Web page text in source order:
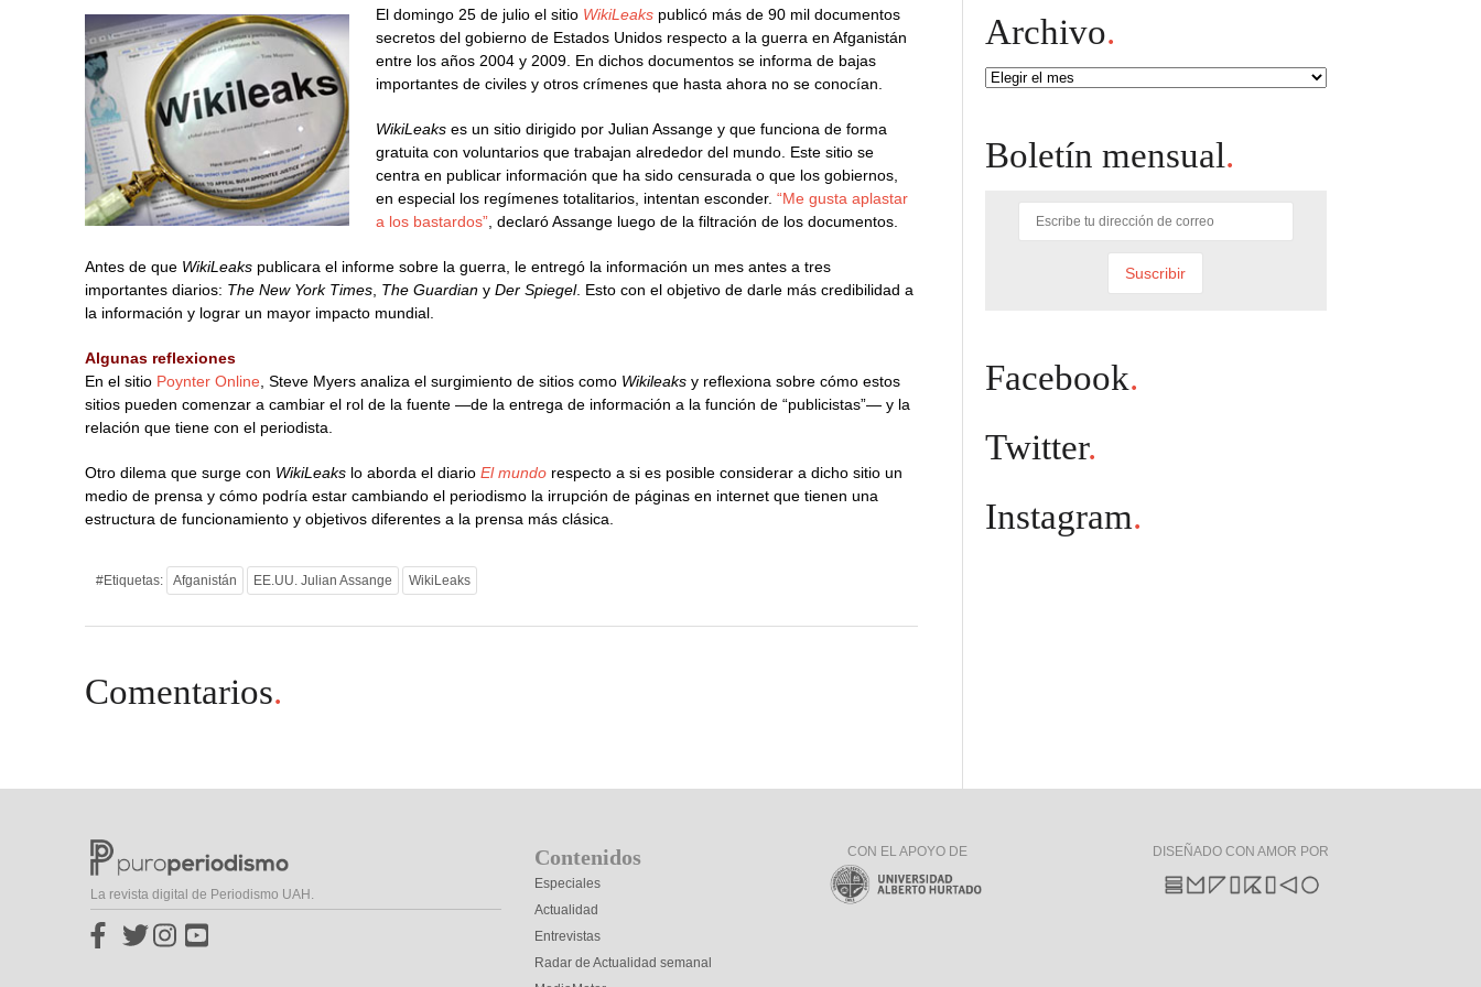
El domingo 25 de julio el sitio WikiLeaks publicó más de 90 mil documentos
secretos del gobierno de Estados Unidos respecto a la guerra en Afganistán
entre los años 2004 y 2009. En dichos documentos se informa de bajas
importantes de civiles y otros crímenes que hasta ahora no se conocían.
WikiLeakses un sitio dirigido por Julian Assange y que funciona de forma
gratuita con voluntarios que trabajan alrededor del mundo. Este sitio se
centra en publicar información que ha sido censurada o que los gobiernos,
en especial los regímenes totalitarios, intentan esconder.“Me gusta aplastar
a los bastardos” , declaró Assange luego de la filtración de los documentos.
Antes de que WikiLeaks publicara el informe sobre la guerra, le entregó la información un mes antes a tres
importantes diarios: The New York Times The Guardian yDer Spiegel. Esto con el objetivo de darle más credibilidad a
la información y lograr un mayor impacto mundial.
Algunas reflexiones
En el sitio Poynter Online , Steve Myers analiza el surgimiento de sitios como Wikileaksy reflexiona sobre cómo estos
sitios pueden comenzar a cambiar el rol de la fuente —de la entrega de información a la función de “publicistas”— y la
relación que tiene con el periodista.
Otro dilema que surge con WikiLeaks lo aborda el diarioEl mundo respecto a si es posible considerar a dicho sitio un
medio de prensa y cómo podría estar cambiando el periodismo la irrupción de páginas en internet que tienen una
estructura de funcionamiento y objetivos diferentes a la prensa más clásica.
#Etiquetas: Afganistán EE.UU. Julian Assange WikiLeaks
Comentarios.
Archivo.
Archivo
Boletín mensual.
Facebook.
Twitter.
Instagram.
La revista digital de Periodismo UAH.
Contenidos
Especiales
Actualidad
Entrevistas
Radar de Actualidad semanal
CON EL APOYO DE DISEÑADO CON AMOR POR